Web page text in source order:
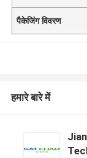
पैकेजिंग विवरण
हमारे बारे में